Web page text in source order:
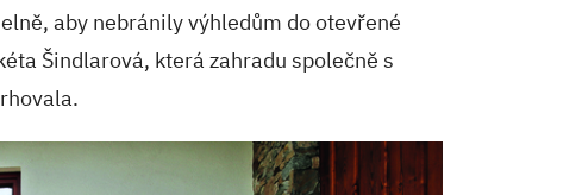
aby nebránily výhledům do otevřené
Šindlarová, která zahradu společně s